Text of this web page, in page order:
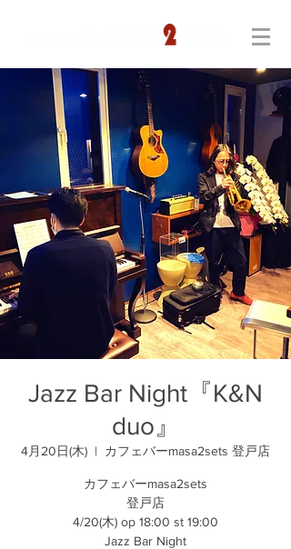
Jazz Bar Night『K&N
duo』
4月20日(木)
  |
カフェバーmasa2sets 登戸店
カフェバーmasa2sets
登戸店
4/20(木) op 18:00 st 19:00
Jazz Bar Night